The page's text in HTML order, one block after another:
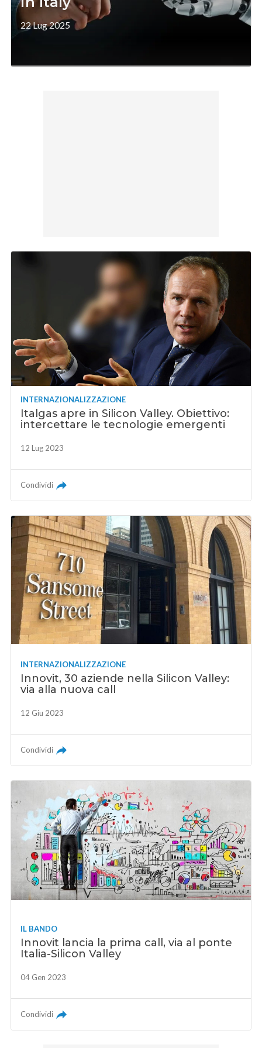
22 Lug 2025
INTERNAZIONALIZZAZIONE
Italgas apre in Silicon Valley. Obiettivo:
intercettare le tecnologie emergenti
12 Lug 2023
Condividi
INTERNAZIONALIZZAZIONE
Innovit, 30 aziende nella Silicon Valley:
via alla nuova call
12 Giu 2023
Condividi
IL BANDO
Innovit lancia la prima call, via al ponte
Italia-Silicon Valley
04 Gen 2023
Condividi